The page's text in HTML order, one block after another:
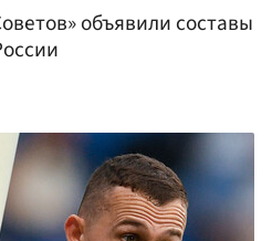
объявили составы